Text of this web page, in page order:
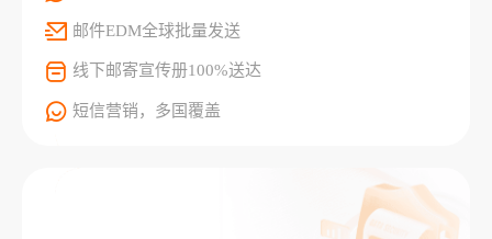
邮件EDM全球批量发送
线下邮寄宣传册100%送达
短信营销，多国覆盖